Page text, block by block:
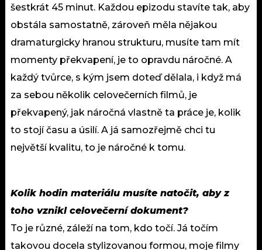
šestkrát 45 minut. Každou epizodu stavíte tak, aby
obstála samostatně, zároveň měla nějakou
dramaturgicky hranou strukturu, musíte tam mít
momenty překvapení, je to opravdu náročné. A
každý tvůrce, s kým jsem doteď dělala, i když má
za sebou několik celovečerních filmů, je
překvapený, jak náročná vlastně ta práce je, kolik
to stojí času a úsilí. A já samozřejmě chci tu
největší kvalitu, to je náročné k tomu.
Kolik hodin materiálu musíte natočit, aby z
toho vznikl celovečerní dokument?
To je různé, záleží na tom, kdo točí. Já točím
takovou docela stylizovanou formou, moje filmy